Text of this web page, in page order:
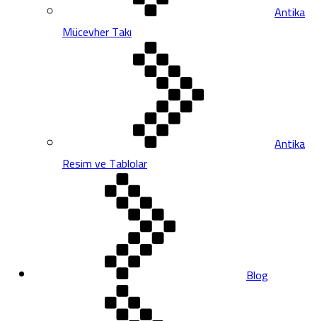
Antika
Mücevher Takı
Antika
Resim ve Tablolar
Blog